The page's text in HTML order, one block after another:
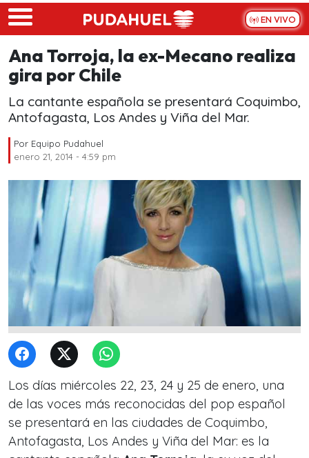
Skip to main content
EN VIVO
Ana Torroja, la ex-Mecano realiza
gira por Chile
La cantante española se presentará Coquimbo,
Antofagasta, Los Andes y Viña del Mar.
Por Equipo Pudahuel
enero 21, 2014 - 4:59 pm
Los días miércoles 22, 23, 24 y 25 de enero, una
de las voces más reconocidas del pop español
se presentará en las ciudades de Coquimbo,
Antofagasta, Los Andes y Viña del Mar: es la